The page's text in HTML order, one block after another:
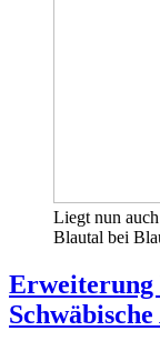
Liegt nun
Blautal bei
Erweiterung